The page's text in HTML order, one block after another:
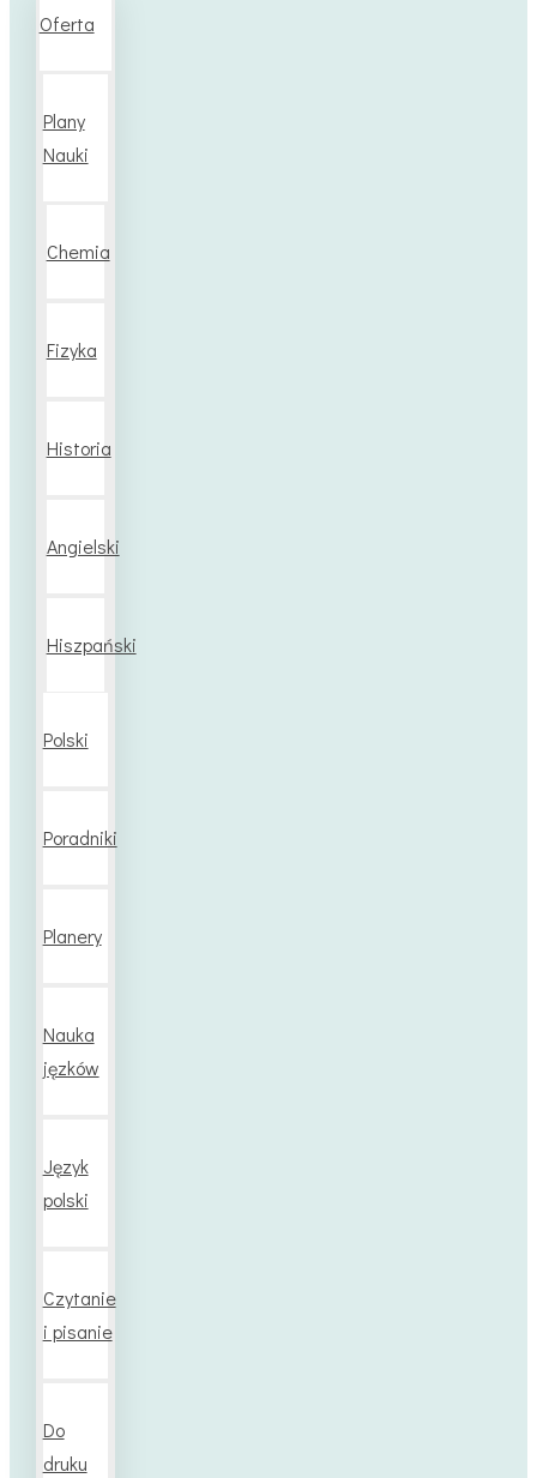
Oferta
Plany
Nauki
Chemia
Fizyka
Historia
Angielski
Hiszpański
Polski
Poradniki
Planery
Nauka
jęzków
Język
polski
Czytanie
i pisanie
Do
druku